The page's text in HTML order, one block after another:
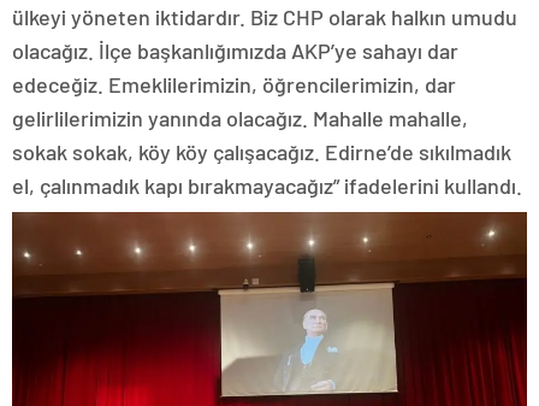
ülkeyi yöneten iktidardır. Biz CHP olarak halkın umudu
olacağız. İlçe başkanlığımızda AKP’ye sahayı dar
edeceğiz. Emeklilerimizin, öğrencilerimizin, dar
gelirlilerimizin yanında olacağız. Mahalle mahalle,
sokak sokak, köy köy çalışacağız. Edirne’de sıkılmadık
el, çalınmadık kapı bırakmayacağız” ifadelerini kullandı.